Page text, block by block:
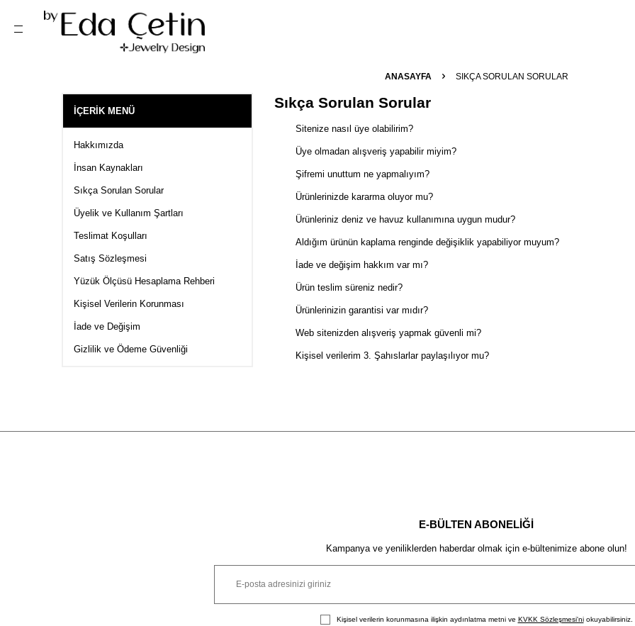
ANASAYFA SIKÇA SORULAN SORULAR
İÇERIK MENÜ
Hakkımızda
İnsan Kaynakları
Sıkça Sorulan Sorular
Üyelik ve Kullanım Şartları
Teslimat Koşulları
Satış Sözleşmesi
Yüzük Ölçüsü Hesaplama Rehberi
Kişisel Verilerin Korunması
İade ve Değişim
Gizlilik ve Ödeme Güvenliği
Sıkça Sorulan Sorular
Sitenize nasıl üye olabilirim?
Üye olmadan alışveriş yapabilir miyim?
Şifremi unuttum ne yapmalıyım?
Ürünlerinizde kararma oluyor mu?
Ürünleriniz deniz ve havuz kullanımına uygun mudur?
Aldığım ürünün kaplama renginde değişiklik yapabiliyor muyum?
İade ve değişim hakkım var mı?
Ürün teslim süreniz nedir?
Ürünlerinizin garantisi var mıdır?
Web sitenizden alışveriş yapmak güvenli mi?
Kişisel verilerim 3. Şahıslarlar paylaşılıyor mu?
E-BÜLTEN ABONELIĞI
Kampanya ve yeniliklerden haberdar olmak için e-bültenimize abone olun!
Kişisel verilerin korunmasına ilişkin aydınlatma metni ve KVKK Sözleşmesi'niokuyabilirsiniz.